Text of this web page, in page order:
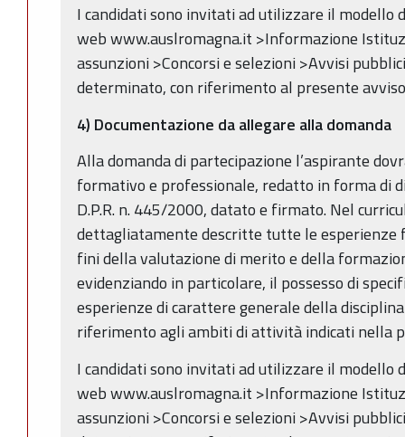
I candidati sono invitati ad utilizzare il modello
web www.auslromagna.it >Informazione
assunzioni >Concorsi e selezioni >Avvisi
determinato, con riferimento al presente
4) Documentazione da allegare alla domanda
Alla domanda di partecipazione l’aspirante
formativo e professionale, redatto in forma di
D.P.R. n. 445/2000, datato e firmato. Nel
dettagliatamente descritte tutte le
fini della valutazione di merito e della
evidenziando in particolare, il possesso di
esperienze di carattere generale della
riferimento agli ambiti di attività indicati nella
I candidati sono invitati ad utilizzare il modello
web www.auslromagna.it >Informazione
assunzioni >Concorsi e selezioni >Avvisi